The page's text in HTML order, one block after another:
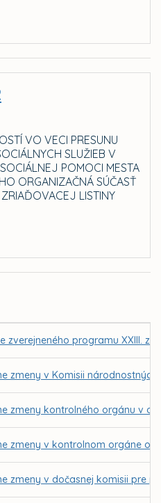
VO VECI PRESUNU
SLUŽIEB V
POMOCI MESTA
ORGANIZAČNÁ SÚČASŤ
LISTINY
zverejneného programu XXIII.
zmeny v Komisii národnostných
zmeny kontrolného orgánu v
zmeny v kontrolnom orgáne
zmeny v dočasnej komisii pre